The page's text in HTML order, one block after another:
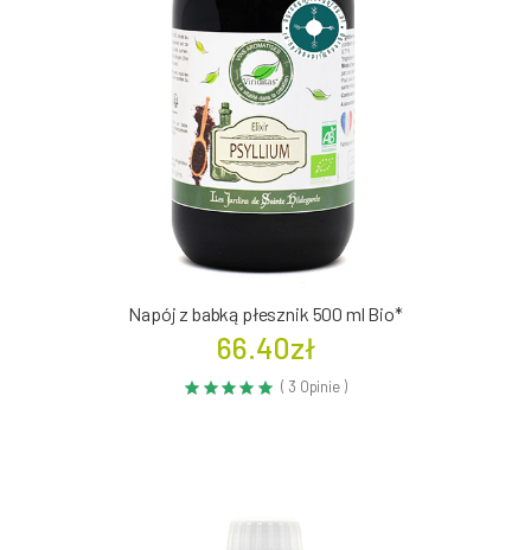
Napój z babką płesznik 500 ml Bio*
66.40zł
( 3 Opinie )